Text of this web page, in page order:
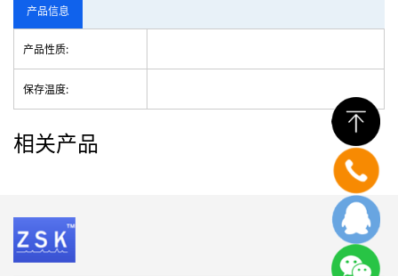
产品信息
产品性质:
保存温度:
相关产品